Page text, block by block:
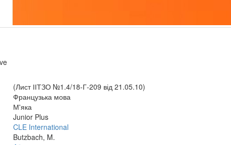
(Лист ІІТЗО №1.4/18-Г-209 від 21.05.10)
Французька мова
М'яка
Junior Plus
CLE International
Butzbach, M.